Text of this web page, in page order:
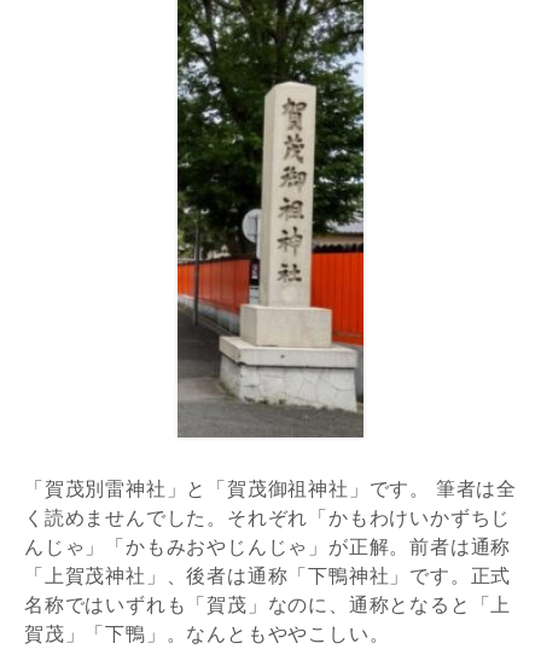
「賀茂別雷神社」と「賀茂御祖神社」です。 筆者は全
く読めませんでした。それぞれ「かもわけいかずちじ
んじゃ」「かもみおやじんじゃ」が正解。前者は通称
「上賀茂神社」、後者は通称「下鴨神社」です。正式
名称ではいずれも「賀茂」なのに、通称となると「上
賀茂」「下鴨」。なんともややこしい。